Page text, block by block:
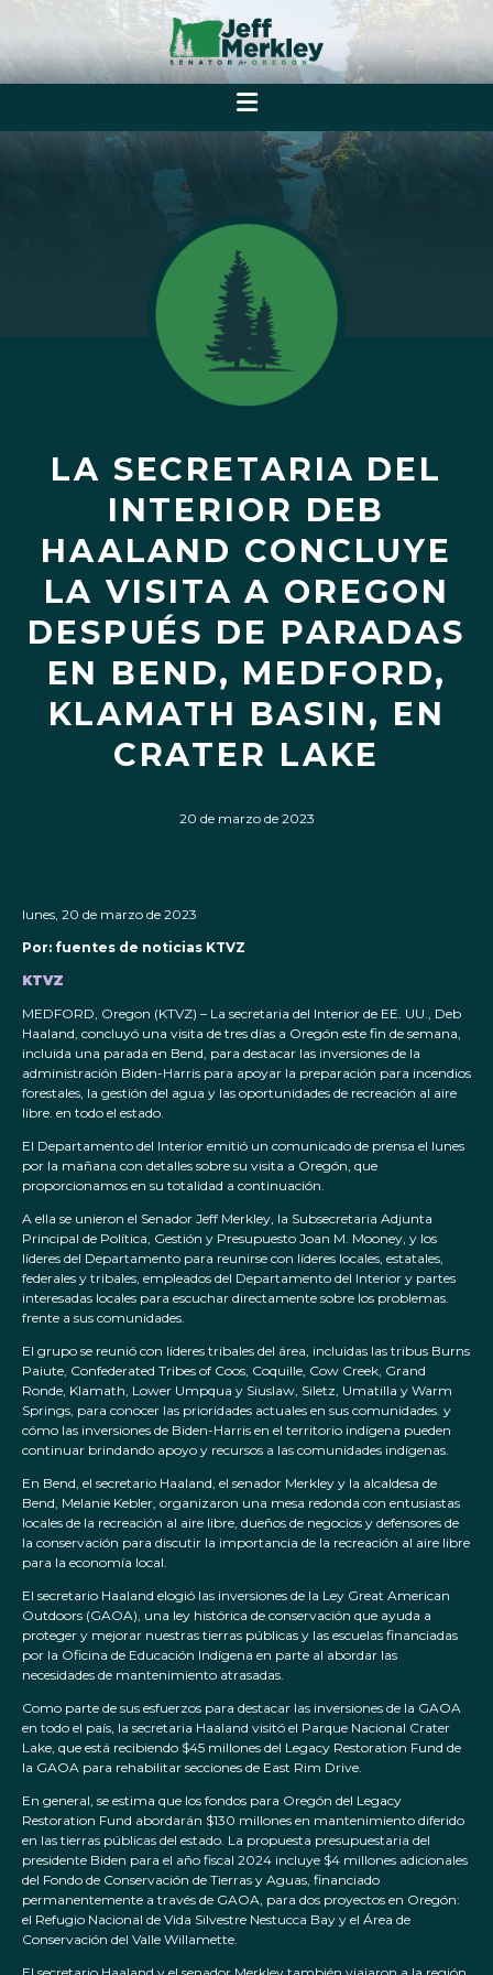
LA SECRETARIA DEL
INTERIOR DEB
HAALAND CONCLUYE
LA VISITA A OREGON
DESPUÉS DE PARADAS
EN BEND, MEDFORD,
KLAMATH BASIN, EN
CRATER LAKE
20 de marzo de 2023
lunes, 20 de marzo de 2023
Por: fuentes de noticias KTVZ
KTVZ
MEDFORD, Oregon (KTVZ) – La secretaria del Interior de EE. UU., Deb
Haaland, concluyó una visita de tres días a Oregón este fin de semana,
incluida una parada en Bend, para destacar las inversiones de la
administración Biden-Harris para apoyar la preparación para incendios
forestales, la gestión del agua y las oportunidades de recreación al aire
libre. en todo el estado.
El Departamento del Interior emitió un comunicado de prensa el lunes
por la mañana con detalles sobre su visita a Oregón, que
proporcionamos en su totalidad a continuación.
A ella se unieron el Senador Jeff Merkley, la Subsecretaria Adjunta
Principal de Política, Gestión y Presupuesto Joan M. Mooney, y los
líderes del Departamento para reunirse con líderes locales, estatales,
federales y tribales, empleados del Departamento del Interior y partes
interesadas locales para escuchar directamente sobre los problemas.
frente a sus comunidades.
El grupo se reunió con líderes tribales del área, incluidas las tribus Burns
Paiute, Confederated Tribes of Coos, Coquille, Cow Creek, Grand
Ronde, Klamath, Lower Umpqua y Siuslaw, Siletz, Umatilla y Warm
Springs, para conocer las prioridades actuales en sus comunidades. y
cómo las inversiones de Biden-Harris en el territorio indígena pueden
continuar brindando apoyo y recursos a las comunidades indígenas.
En Bend, el secretario Haaland, el senador Merkley y la alcaldesa de
Bend, Melanie Kebler, organizaron una mesa redonda con entusiastas
locales de la recreación al aire libre, dueños de negocios y defensores de
la conservación para discutir la importancia de la recreación al aire libre
para la economía local.
El secretario Haaland elogió las inversiones de la Ley Great American
Outdoors (GAOA), una ley histórica de conservación que ayuda a
proteger y mejorar nuestras tierras públicas y las escuelas financiadas
por la Oficina de Educación Indígena en parte al abordar las
necesidades de mantenimiento atrasadas.
Como parte de sus esfuerzos para destacar las inversiones de la GAOA
en todo el país, la secretaria Haaland visitó el Parque Nacional Crater
Lake, que está recibiendo $45 millones del Legacy Restoration Fund de
la GAOA para rehabilitar secciones de East Rim Drive.
En general, se estima que los fondos para Oregón del Legacy
Restoration Fund abordarán $130 millones en mantenimiento diferido
en las tierras públicas del estado. La propuesta presupuestaria del
presidente Biden para el año fiscal 2024 incluye $4 millones adicionales
del Fondo de Conservación de Tierras y Aguas, financiado
permanentemente a través de GAOA, para dos proyectos en Oregón:
el Refugio Nacional de Vida Silvestre Nestucca Bay y el Área de
Conservación del Valle Willamette.